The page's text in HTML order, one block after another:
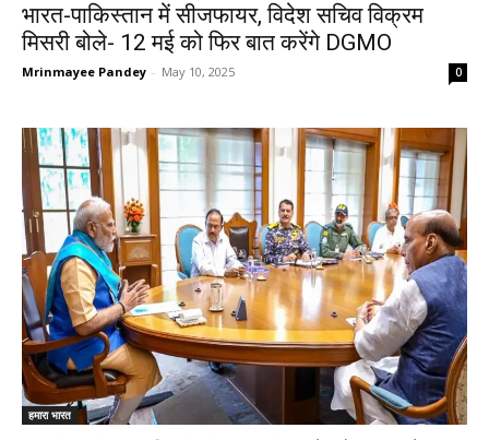
भारत-पाकिस्तान में सीजफायर, विदेश सचिव विक्रम
मिसरी बोले- 12 मई को फिर बात करेंगे DGMO
Mrinmayee Pandey - May 10, 2025 0
हमारा भारत